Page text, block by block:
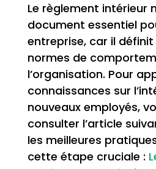
Le règlement intérieur
document essentiel
entreprise, car il
normes de
l’organisation. Pour
connaissances sur
nouveaux employés,
consulter l’article
les meilleures
cette étape cruciale :